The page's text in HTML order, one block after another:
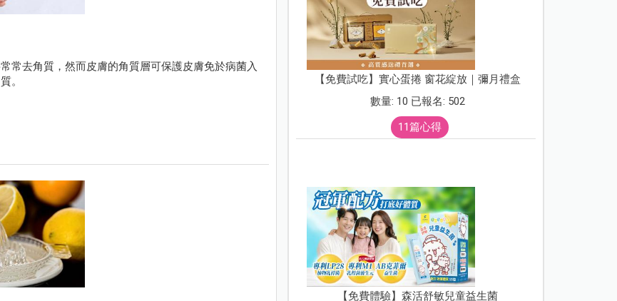
常去角質，然而皮膚的角質層可保護皮膚免於病菌入
。
【免費試吃】實心蛋捲 窗花綻放｜彌月禮盒
數量: 10 已報名: 502
11篇心得
【免費體驗】森活舒敏兒童益生菌